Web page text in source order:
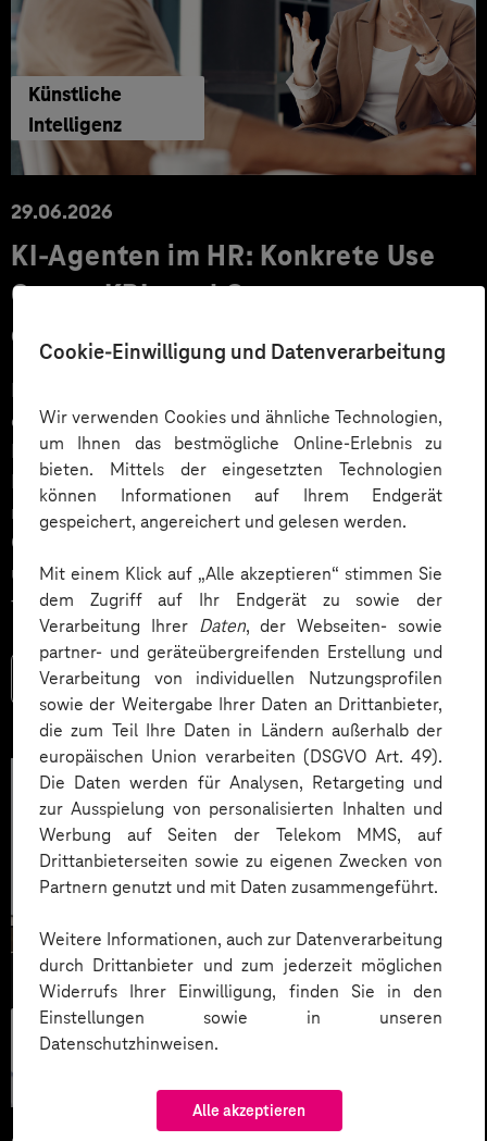
Cookie-Einwilligung und Datenverarbeitung
Wir verwenden Cookies und ähnliche Technologien,
um Ihnen das bestmögliche Online-Erlebnis zu
bieten. Mittels der eingesetzten Technologien
können Informationen auf Ihrem Endgerät
gespeichert, angereichert und gelesen werden.
Mit einem Klick auf „Alle akzeptieren“ stimmen Sie
dem Zugriff auf Ihr Endgerät zu sowie der
Verarbeitung Ihrer Daten, der Webseiten- sowie
partner- und geräteübergreifenden Erstellung und
Verarbeitung von individuellen Nutzungsprofilen
sowie der Weitergabe Ihrer Daten an Drittanbieter,
die zum Teil Ihre Daten in Ländern außerhalb der
europäischen Union verarbeiten (DSGVO Art. 49).
Die Daten werden für Analysen, Retargeting und
zur Ausspielung von personalisierten Inhalten und
Werbung auf Seiten der Telekom MMS, auf
Drittanbieterseiten sowie zu eigenen Zwecken von
Partnern genutzt und mit Daten zusammengeführt.
Weitere Informationen, auch zur Datenverarbeitung
durch Drittanbieter und zum jederzeit möglichen
Widerrufs Ihrer Einwilligung, finden Sie in den
Einstellungen sowie in unseren
Datenschutzhinweisen.
Alle akzeptieren
Künstliche
Intelligenz
29.06.2026
KI‑Agenten im HR: Konkrete Use
Cases, KPIs und Governance
entlang der Employee Journey
KI‑Agenten im HR sind mehr als Chatbots: Sie
orchestrieren Prozesse entlang der gesamten
Employee Journey und schaffen messbaren Business
Impact. Der Beitrag zeigt konkrete Use Cases,
relevante KPIs für den Mittelstand sowie
Governance‑Leitplanken zu EU AI Act und DSGVO –
und liefert ein praxisnahes Priorisierungsframework
für HR‑Entscheider*innen.
Mehr lesen
Künstliche
Intelligenz